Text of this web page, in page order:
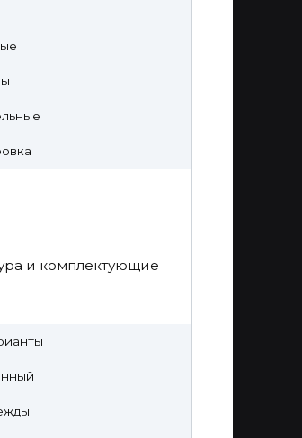
и комплектующие